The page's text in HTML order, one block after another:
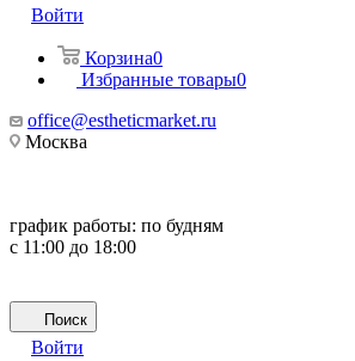
Войти
Корзина0
Избранные товары0
office@estheticmarket.ru
Москва
график работы: по будням
с 11:00 до 18:00
Поиск
Войти